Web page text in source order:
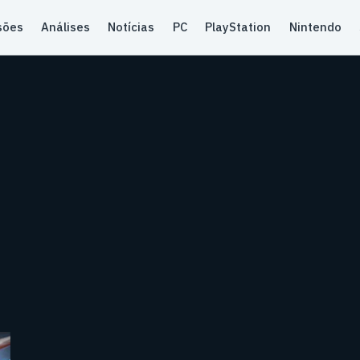
Análises Notícias PC PlayStation Nintendo